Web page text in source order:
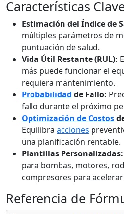
Características Clave
Estimación del Índice de
múltiples parámetros de
puntuación de salud.
Vida Útil Restante (RUL):
más puede funcionar el
requiera mantenimiento.
Probabilidad de Fallo:
fallo durante el próximo
Optimización de Costos
Equilibra acciones
una planificación rentable.
Plantillas Personalizadas:
para bombas, motores,
compresores para
Referencia de